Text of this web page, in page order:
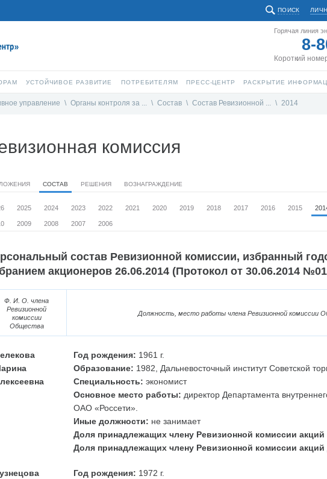
ПОИСК
Горячая линия
8-
Короткий
УСТОЙЧИВОЕ РАЗВИТИЕ ПОТРЕБИТЕЛЯМ ПРЕСС-ЦЕНТР РАСКРЫТИЕ
управление \ Органы контроля за ... \ Состав \ Состав Ревизионной ... \ 2014
комиссия
СОСТАВ РЕШЕНИЯ ВОЗНАГРАЖДЕНИЕ
2025 2024 2023 2022 2021 2020 2019 2018 2017 2016 2015
2009 2008 2007 2006
состав Ревизионной комиссии, избранный
акционеров 26.06.2014 (Протокол от 30.06.2014
Ф. И. О. члена
Ревизионной
комиссии
Общества
Должность, место работы члена Ревизионной комиссии
Год рождения: 1961 г.
Образование: 1982, Дальневосточный институт Советской
Специальность: экономист
Основное место работы: директор Департамента
ОАО «Россети».
Иные должности: не занимает
Доля принадлежащих члену Ревизионной комиссии
Доля принадлежащих члену Ревизионной комиссии
Год рождения: 1972 г.